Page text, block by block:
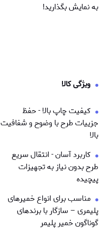
به نمایش بگذارید!
ویژگی کالا
کیفیت چاپ بالا - حفظ
جزییات طرح با وضوح و شفافیت
بالا
کاربرد آسان - انتقال سریع
طرح بدون نیاز به تجهیزات
پیچیده
مناسب برای انواع خمیرهای
پلیمری – سازگار با برندهای
گوناگون خمیر پلیمر